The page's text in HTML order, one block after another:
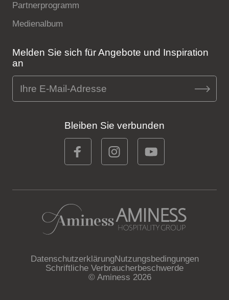
Partnerprogramm
Medienalbum
Melden Sie sich für Angebote und Inspiration
an
Bleiben Sie verbunden
DatenschutzerklärungNutzungsbedingungen
Schriftliche Verbraucherbeschwerde
© Aminess 2026